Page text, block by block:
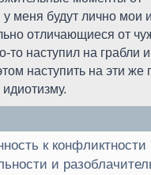
у меня будут лично мои
отличающиеся от
то наступил на грабли
наступить на эти же
к конфликтности
и